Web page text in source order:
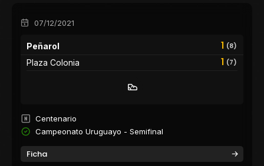
07/12/2021
Peñarol 1 (8)
1 (7)
Plaza Colonia
Centenario
Campeonato Uruguayo - Semifinal
Ficha